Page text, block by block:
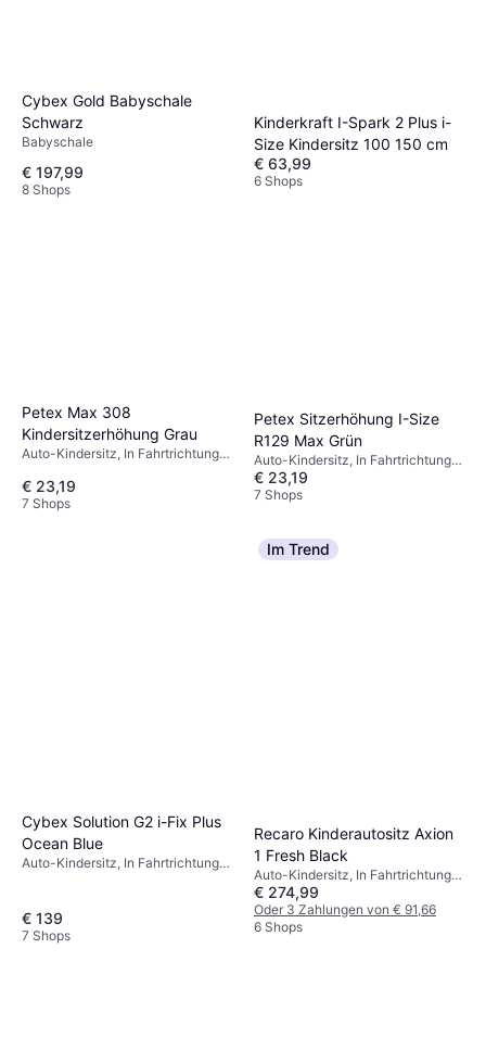
Cybex Gold Babyschale
Schwarz
Babyschale
€ 197,99
8 Shops
Kinderkraft I-Spark 2 Plus i-
Size Kindersitz 100 150 cm
€ 63,99
6 Shops
Petex Max 308
Kindersitzerhöhung Grau
Auto-Kindersitz, In Fahrtrichtung,
€ 23,19
7 Shops
Petex Sitzerhöhung I-Size
R129 Max Grün
Auto-Kindersitz, In Fahrtrichtung,
Waschbarer Bezug, Verstellbare
Kopfstütze
€ 23,19
7 Shops
Cybex Solution G2 i-Fix Plus
Ocean Blue
Auto-Kindersitz, In Fahrtrichtung,
Seitlicher Aufprallschutz (ASIP),
Waschbarer Bezug
€ 139
7 Shops
Im Trend
Recaro Kinderautositz Axion
1 Fresh Black
Auto-Kindersitz, In Fahrtrichtung,
i-Size, ECE R44, Waschbarer
Bezug, Seitlicher Aufprallschutz
(ASIP), Verstellbare Kopfstütze
€ 274,99
Oder 3 Zahlungen von € 91,66
6 Shops